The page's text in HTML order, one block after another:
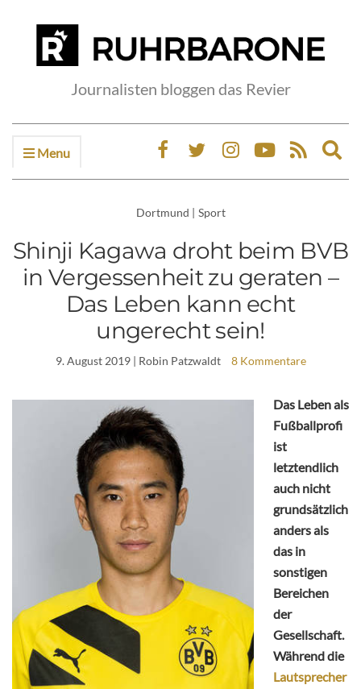
Journalisten bloggen das Revier
Menu
Dortmund | Sport
Shinji Kagawa droht beim BVB
in Vergessenheit zu geraten –
Das Leben kann echt
ungerecht sein!
9. August 2019| Robin Patzwaldt 8 Kommentare
Das Leben als
Fußballprofi
ist
letztendlich
auch nicht
grundsätzlich
anders als
das in
sonstigen
Bereichen
der
Gesellschaft.
Während die
Lautsprecher